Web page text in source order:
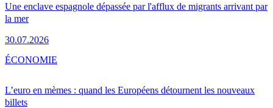
Une enclave espagnole dépassée par l'afflux de migrants arrivant par
la mer
30.07.2026
L’euro en mèmes : quand les Européens détournent les nouveaux
billets
ÉCONOMIE